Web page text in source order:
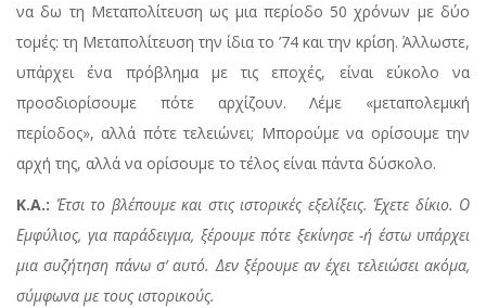
να δω τη Μεταπολίτευση ως μια περίοδο 50 χρόνων με δύο
τομές: τη Μεταπολίτευση την ίδια το ’74 και την κρίση. Άλλωστε,
υπάρχει ένα πρόβλημα με τις εποχές, είναι εύκολο να
προσδιορίσουμε πότε αρχίζουν. Λέμε «μεταπολεμική
περίοδος», αλλά πότε τελειώνει; Μπορούμε να ορίσουμε την
αρχή της, αλλά να ορίσουμε το τέλος είναι πάντα δύσκολο.
Κ.Α.: Έτσι το βλέπουμε και στις ιστορικές εξελίξεις. Έχετε δίκιο. Ο
Εμφύλιος, για παράδειγμα, ξέρουμε πότε ξεκίνησε -ή έστω υπάρχει
μια συζήτηση πάνω σ’ αυτό. Δεν ξέρουμε αν έχει τελειώσει ακόμα,
σύμφωνα με τους ιστορικούς.